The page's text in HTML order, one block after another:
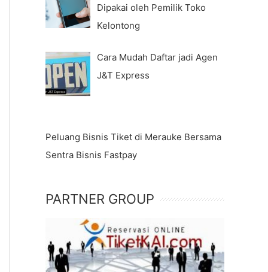
Dipakai oleh Pemilik Toko
Kelontong
Cara Mudah Daftar jadi Agen
J&T Express
Peluang Bisnis Tiket di Merauke Bersama
Sentra Bisnis Fastpay
PARTNER GROUP